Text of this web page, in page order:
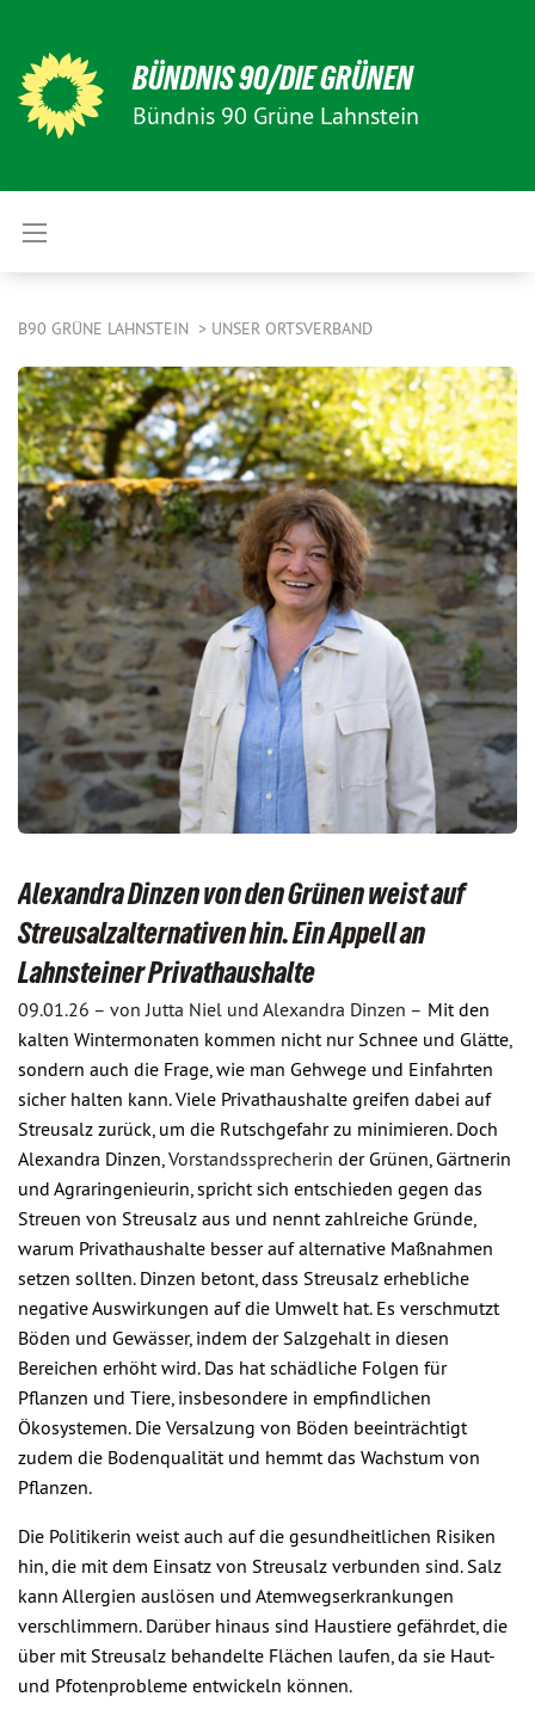
BÜNDNIS 90/DIE GRÜNEN
Bündnis 90 Grüne Lahnstein
B90 GRÜNE LAHNSTEIN UNSER ORTSVERBAND
Alexandra Dinzen von den Grünen weist auf
Streusalzalternativen hin. Ein Appell an
Lahnsteiner Privathaushalte
09.01.26 – von Jutta Niel und Alexandra Dinzen – Mit den
kalten Wintermonaten kommen nicht nur Schnee und Glätte,
sondern auch die Frage, wie man Gehwege und Einfahrten
sicher halten kann. Viele Privathaushalte greifen dabei auf
Streusalz zurück, um die Rutschgefahr zu minimieren. Doch
Alexandra Dinzen,Vorstandssprecherin der Grünen, Gärtnerin
und Agraringenieurin, spricht sich entschieden gegen das
Streuen von Streusalz aus und nennt zahlreiche Gründe,
warum Privathaushalte besser auf alternative Maßnahmen
setzen sollten. Dinzen betont, dass Streusalz erhebliche
negative Auswirkungen auf die Umwelt hat. Es verschmutzt
Böden und Gewässer, indem der Salzgehalt in diesen
Bereichen erhöht wird. Das hat schädliche Folgen für
Pflanzen und Tiere, insbesondere in empfindlichen
Ökosystemen. Die Versalzung von Böden beeinträchtigt
zudem die Bodenqualität und hemmt das Wachstum von
Pflanzen.
Die Politikerin weist auch auf die gesundheitlichen Risiken
hin, die mit dem Einsatz von Streusalz verbunden sind. Salz
kann Allergien auslösen und Atemwegserkrankungen
verschlimmern. Darüber hinaus sind Haustiere gefährdet, die
über mit Streusalz behandelte Flächen laufen, da sie Haut-
und Pfotenprobleme entwickeln können.